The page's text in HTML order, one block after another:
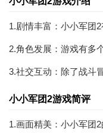
1.剧情丰富：小小军团
2.角色发展：游戏有多
3.社交互动：除了战斗
小小军团2游戏简评
1.画面精美：小小军团